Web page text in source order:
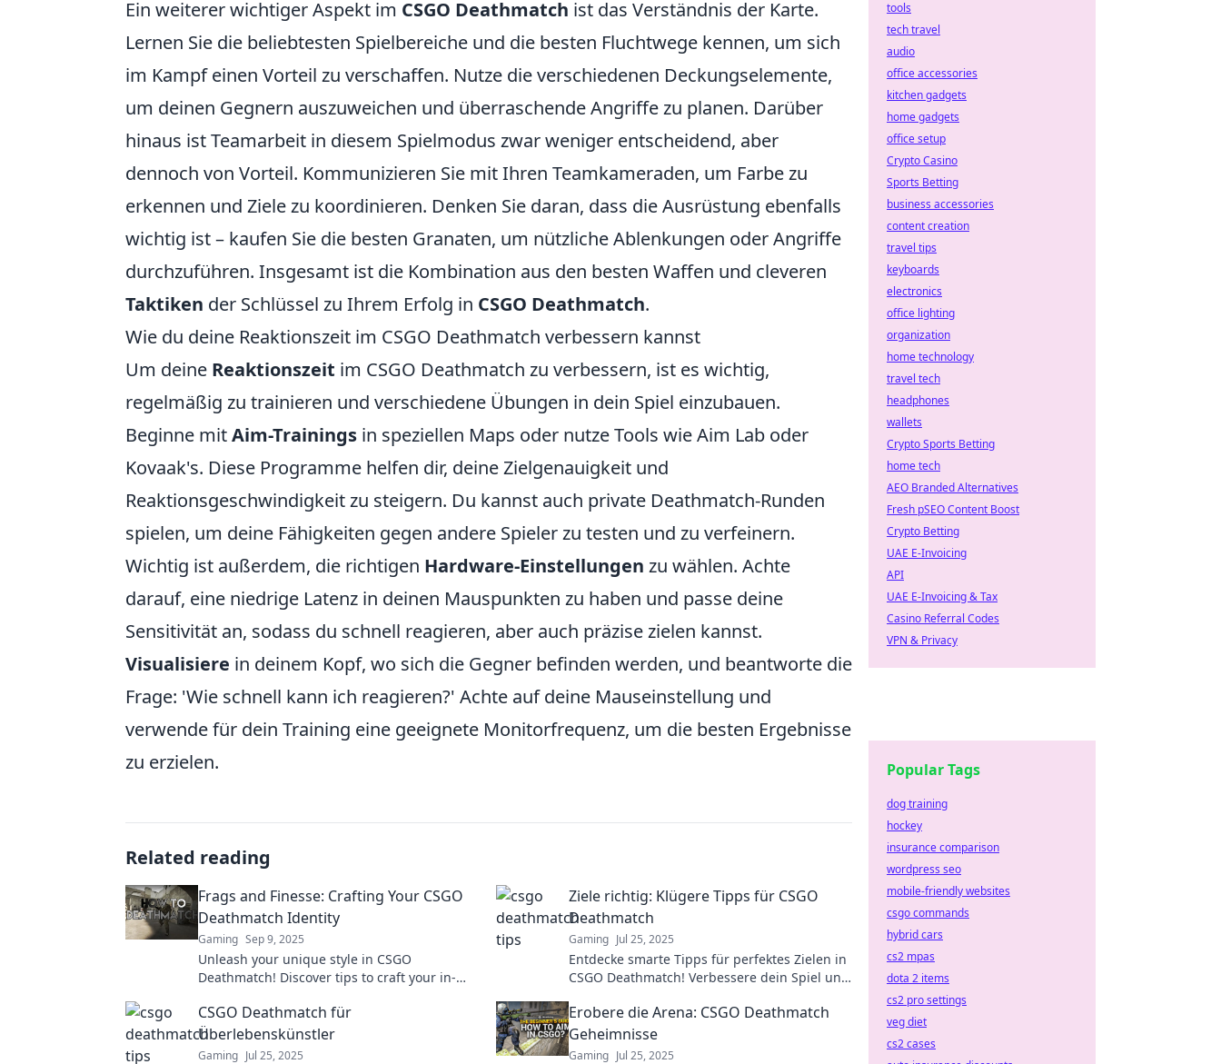
Ein weiterer wichtiger Aspekt im CSGO Deathmatch ist das Verständnis der Karte.
Lernen Sie die beliebtesten Spielbereiche und die besten Fluchtwege kennen, um sich
im Kampf einen Vorteil zu verschaffen. Nutze die verschiedenen Deckungselemente,
um deinen Gegnern auszuweichen und überraschende Angriffe zu planen. Darüber
hinaus ist Teamarbeit in diesem Spielmodus zwar weniger entscheidend, aber
dennoch von Vorteil. Kommunizieren Sie mit Ihren Teamkameraden, um Farbe zu
erkennen und Ziele zu koordinieren. Denken Sie daran, dass die Ausrüstung ebenfalls
wichtig ist – kaufen Sie die besten Granaten, um nützliche Ablenkungen oder Angriffe
durchzuführen. Insgesamt ist die Kombination aus den besten Waffen und cleveren
Taktiken der Schlüssel zu Ihrem Erfolg in CSGO Deathmatch.
Wie du deine Reaktionszeit im CSGO Deathmatch verbessern kannst
Um deine Reaktionszeit im CSGO Deathmatch zu verbessern, ist es wichtig,
regelmäßig zu trainieren und verschiedene Übungen in dein Spiel einzubauen.
Beginne mitAim-Trainings in speziellen Maps oder nutze Tools wie Aim Lab oder
Kovaak's. Diese Programme helfen dir, deine Zielgenauigkeit und
Reaktionsgeschwindigkeit zu steigern. Du kannst auch private Deathmatch-Runden
spielen, um deine Fähigkeiten gegen andere Spieler zu testen und zu verfeinern.
Wichtig ist außerdem, die richtigen Hardware-Einstellungen zu wählen. Achte
darauf, eine niedrige Latenz in deinen Mauspunkten zu haben und passe deine
Sensitivität an, sodass du schnell reagieren, aber auch präzise zielen kannst.
Visualisiere in deinem Kopf, wo sich die Gegner befinden werden, und beantworte die
Frage: 'Wie schnell kann ich reagieren?' Achte auf deine Mauseinstellung und
verwende für dein Training eine geeignete Monitorfrequenz, um die besten Ergebnisse
zu erzielen.
Related reading
Frags and Finesse: Crafting Your CSGO
Deathmatch Identity
Gaming Sep 9, 2025
Unleash your unique style in CSGO
Deathmatch! Discover tips to craft your in-
with frags and finesse!
Ziele richtig: Klügere Tipps für CSGO
Deathmatch
Gaming Jul 25, 2025
Entdecke smarte Tipps für perfektes Zielen in
CSGO Deathmatch! Verbessere dein Spiel und
CSGO Deathmatch für
Überlebenskünstler
Gaming Jul 25, 2025
Erobere die Arena: CSGO Deathmatch
Geheimnisse
Gaming Jul 25, 2025
tools
tech travel
audio
office accessories
kitchen gadgets
home gadgets
office setup
Crypto Casino
Sports Betting
business accessories
content creation
travel tips
keyboards
electronics
office lighting
organization
home technology
travel tech
headphones
wallets
Crypto Sports Betting
home tech
AEO Branded Alternatives
Fresh pSEO Content Boost
Crypto Betting
UAE E-Invoicing
API
UAE E-Invoicing & Tax
Casino Referral Codes
VPN & Privacy
Popular Tags
dog training
hockey
insurance comparison
wordpress seo
mobile-friendly websites
csgo commands
hybrid cars
cs2 mpas
dota 2 items
cs2 pro settings
veg diet
cs2 cases